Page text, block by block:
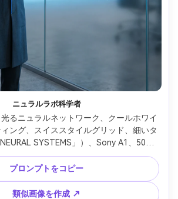
ニュラルラボ科学者
るニュラルネットワーク、クールホワイ
ング、スイススタイルグリッド、細いタ
SYSTEMS」）、Sony A1、50mm
肌、クリア反射、現代テクノロジー誌風
--ar 4:5
プロンプトをコピー
類似画像を作成 ↗